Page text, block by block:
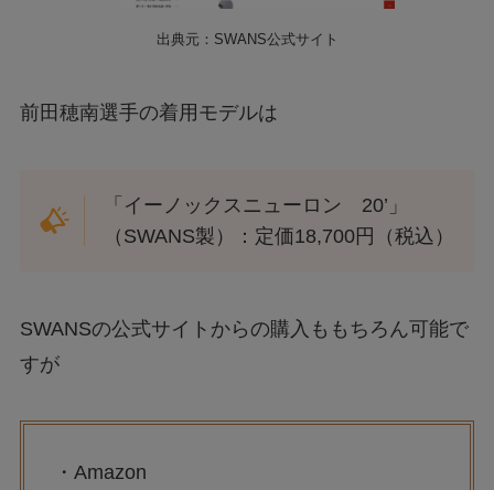
出典元：SWANS公式サイト
前田穂南選手の着用モデルは
「イーノックスニューロン 20’」
（SWANS製）：定価18,700円（税込）
SWANSの公式サイトからの購入ももちろん可能で
すが
・Amazon